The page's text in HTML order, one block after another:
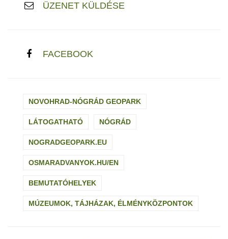
ÜZENET KÜLDÉSE
FACEBOOK
NOVOHRAD-NÓGRÁD GEOPARK
LÁTOGATHATÓ NÓGRÁD
NOGRADGEOPARK.EU
OSMARADVANYOK.HU/EN
BEMUTATÓHELYEK
MÚZEUMOK, TÁJHÁZAK, ÉLMÉNYKÖZPONTOK